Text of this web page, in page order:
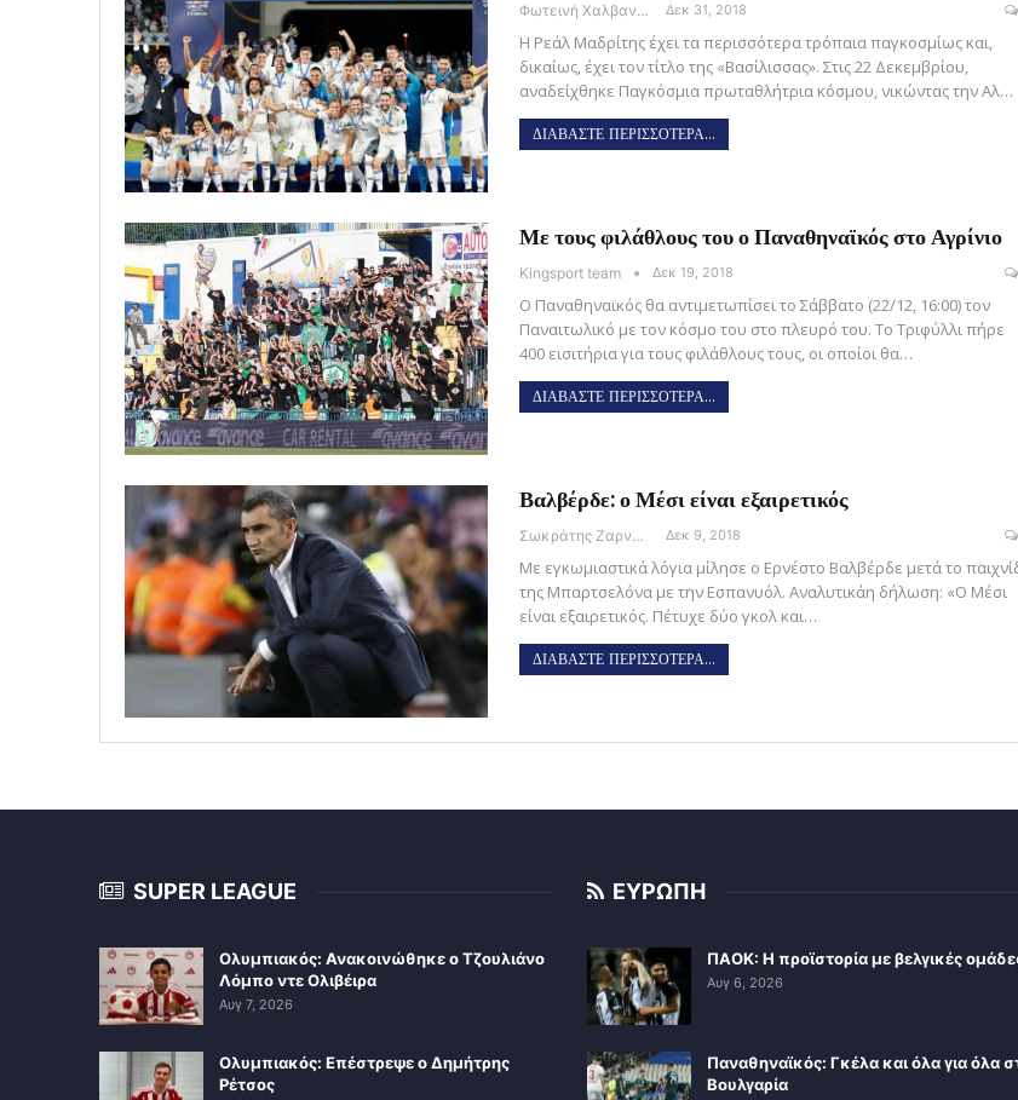
Φωτεινή Χαλβαντζή Δεκ 31, 2018
Η Ρεάλ Μαδρίτης έχει τα περισσότερα τρόπαια παγκοσμίως και,
δικαίως, έχει τον τίτλο της «Βασίλισσας». Στις 22 Δεκεμβρίου,
αναδείχθηκε Παγκόσμια πρωταθλήτρια κόσμου, νικώντας την Αλ…
ΔΙΑΒΑΣΤΕ ΠΕΡΙΣΣΟΤΕΡΑ...
Με τους φιλάθλους του ο Παναθηναϊκός στο Αγρίνιο
Kingsport team Δεκ 19, 2018
Ο Παναθηναϊκός θα αντιμετωπίσει το Σάββατο (22/12, 16:00) τον
Παναιτωλικό με τον κόσμο του στο πλευρό του. Το Τριφύλλι πήρε
400 εισιτήρια για τους φιλάθλους τους, οι οποίοι θα…
ΔΙΑΒΑΣΤΕ ΠΕΡΙΣΣΟΤΕΡΑ...
Βαλβέρδε: ο Μέσι είναι εξαιρετικός
Σωκράτης Ζαρναβέλης Δεκ 9, 2018
Με εγκωμιαστικά λόγια μίλησε ο Ερνέστο Βαλβέρδε μετά το
της Μπαρτσελόνα με την Εσπανυόλ. Αναλυτικάη δήλωση: «Ο Μέσι
είναι εξαιρετικός. Πέτυχε δύο γκολ και…
ΔΙΑΒΑΣΤΕ ΠΕΡΙΣΣΟΤΕΡΑ...
SUPER LEAGUE
Ολυμπιακός: Ανακοινώθηκε ο Τζουλιάνο
Λόμπο ντε Ολιβέιρα
Αυγ 7, 2026
Ολυμπιακός: Επέστρεψε ο Δημήτρης
Ρέτσος
ΕΥΡΩΠΗ
ΠΑΟΚ: Η προϊστορία με βελγικές
Αυγ 6, 2026
Παναθηναϊκός: Γκέλα και όλα για όλα
Βουλγαρία